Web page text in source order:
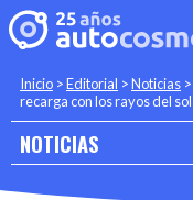
Inicio >Editorial >Noticias >
recarga con los rayos del sol
NOTICIAS